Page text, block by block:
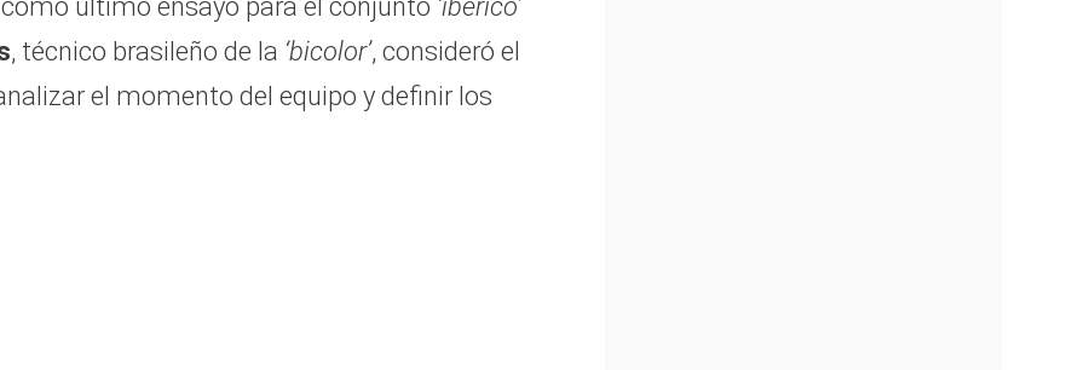
último ensayo para el conjunto ‘ibérico’
, técnico brasileño de la ‘bicolor’, consideró el
el momento del equipo y definir los